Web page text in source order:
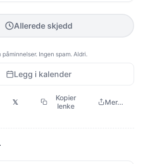
Allerede skjedd
påminnelser. Ingen spam. Aldri.
Legg i kalender
𝕏
Kopier
lenke
Mer...